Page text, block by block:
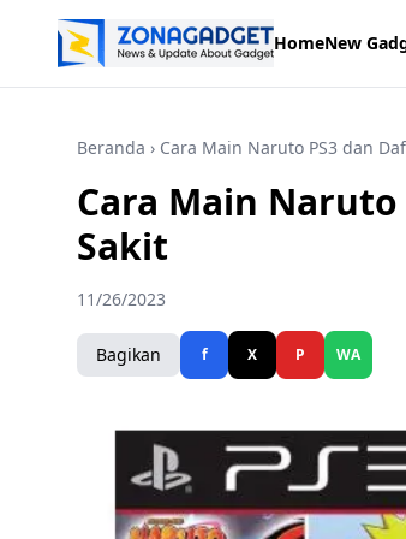
HomeNew
Beranda › Cara Main Naruto PS3 dan
Cara Main
Sakit
11/26/2023
Bagikan f X P WA